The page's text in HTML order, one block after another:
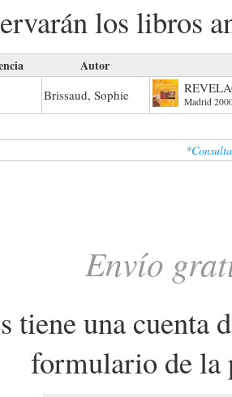
los libros
Autor
Brissaud, Sophie Madrid
Envío
tiene una cuenta
formulario de la